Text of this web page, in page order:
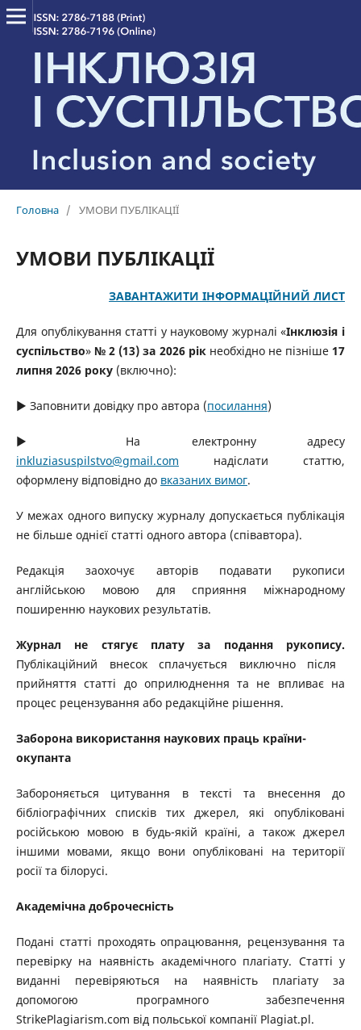
Головна / УМОВИ ПУБЛІКАЦІЇ
УМОВИ ПУБЛІКАЦІЇ
ЗАВАНТАЖИТИ ІНФОРМАЦІЙНИЙ ЛИСТ
Для опублікування статті у науковому журналі «Інклюзія і
суспільство» № 2 (13) за 2026 рікнеобхідно не пізніше17
липня 2026 року(включно):
▶ Заповнити довідку про автора (посилання)
▶ На електронну адресу
inkluziasuspilstvo@gmail.com надіслати статтю,
оформлену відповідно до вказаних вимог.
У межах одного випуску журналу допускається публікація
не більше однієї статті одного автора (співавтора).
Редакція заохочує авторів подавати рукописи
англійською мовою для сприяння міжнародному
поширенню наукових результатів.
Журнал не стягує плату за подання рукопису.
Публікаційний внесок сплачується виключно після
прийняття статті до оприлюднення та не впливає на
процес рецензування або редакційне рішення.
Заборона використання наукових праць країни-
окупанта
Забороняється цитування в тексті та внесення до
бібліографічних списків тих джерел, які опубліковані
російською мовою в будь-якій країні, а також джерел
іншими мовами, якщо вони опубліковані на території
росії та білорусі.
Академічна доброчесність
Подані статті проходять опрацювання, рецензування та
перевірку на наявність академічного плагіату. Статті у
виданні перевіряються на наявність плагіату за
допомогою програмного забезпечення
StrikePlagiarism.com від польської компанії Plagiat.pl.